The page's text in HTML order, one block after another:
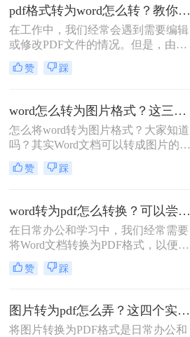
pdf格式转为word怎么转？教你三种好用的方法！
在工作中，我们经常会遇到需要编辑
或修改PDF文件的情况。但是，由于
PDF文件的特殊性，我们无法像Word
文档一样直接进行编辑和修改。因
得非常必要。
赞 踩
word怎么转为图片格式？这三种方法尝试一下！
怎么将word转为图片格式？大家知道
吗？其实Word文档可以转成图片的格
式哦，我们很多时候都喜欢用图片的
形式来分享，但是工作中会制作许许
果我们想要分享文档里面的文字但是
又不想文字被改动，那么转换成图片
就是个很好的方法，那么word怎么转
为图片格式呢？
赞 踩
word转为pdf怎么转换？可以尝试一下的3个转换方法！
在日常办公和学习中，我们经常需要
将Word文档转换为PDF格式，以便更
好地进行分享、打印或存档。那么
Word转为PDF怎么转换呢？本文将介
赞 踩
图片转为pdf怎么弄？这四个实用指南收好！
将图片转换为PDF格式是日常办公和